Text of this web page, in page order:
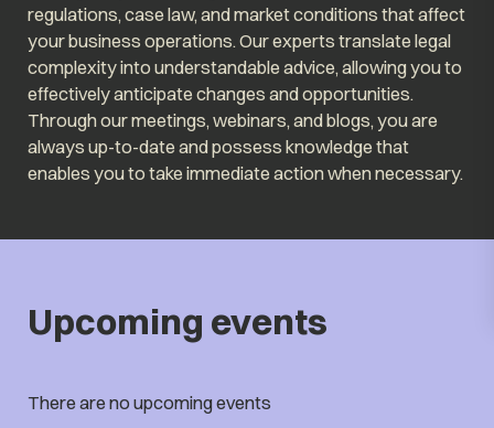
regulations, case law, and market conditions that affect
your business operations. Our experts translate legal
complexity into understandable advice, allowing you to
effectively anticipate changes and opportunities.
Through our meetings, webinars, and blogs, you are
always up-to-date and possess knowledge that
enables you to take immediate action when necessary.
Upcoming events
There are no upcoming events